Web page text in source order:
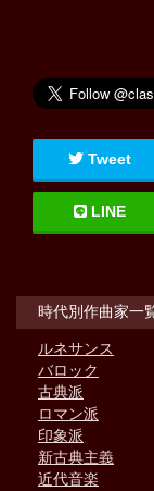
Tweet
LINE
時代別作曲家一
ルネサンス
バロック
古典派
ロマン派
印象派
新古典主義
近代音楽